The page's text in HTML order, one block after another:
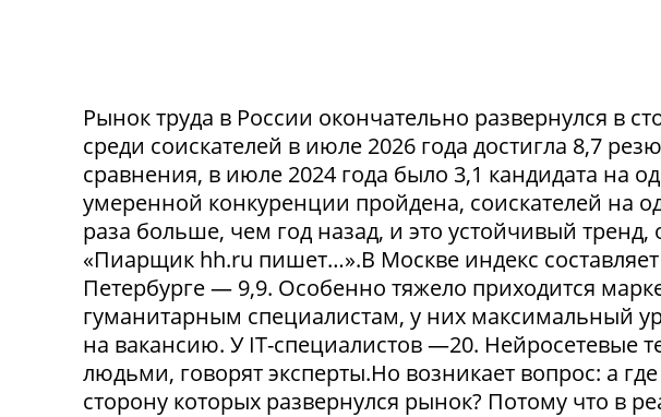
Рынок труда в России окончательно развернулся в
среди соискателей в июле 2026 года достигла 8,7
сравнения, в июле 2024 года было 3,1 кандидата на
умеренной конкуренции пройдена, соискателей на
раза больше, чем год назад, и это устойчивый
«Пиарщик hh.ru пишет…».В Москве индекс
Петербурге — 9,9. Особенно тяжело приходится
гуманитарным специалистам, у них максимальный
на вакансию. У IT-специалистов —20. Нейросетевые
людьми, говорят эксперты.Но возникает вопрос: а
сторону которых развернулся рынок? Потому что в